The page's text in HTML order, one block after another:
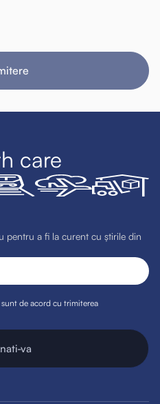
care
pentru a fi la curent cu știrile din
de acord cu trimiterea
va